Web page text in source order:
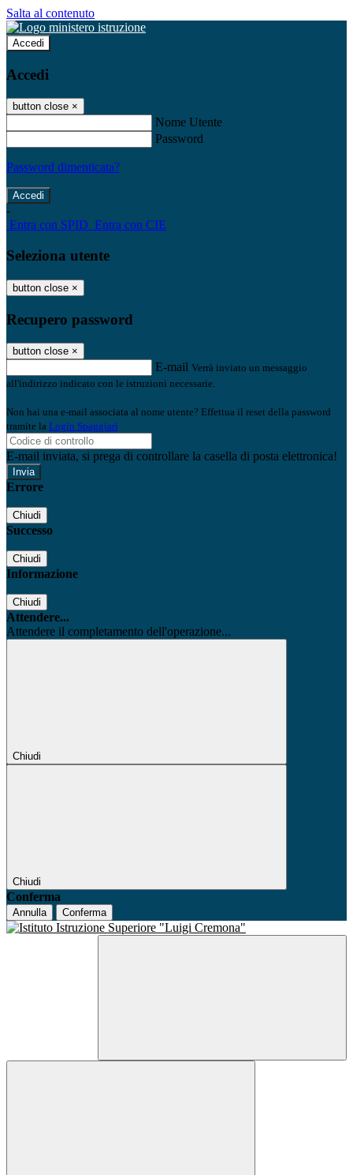
Salta al contenuto
Accedi
Accedi
button close ×
Nome Utente
Password
Password dimenticata?
-
Entra con SPID Entra con CIE
Seleziona utente
button close ×
Recupero password
button close ×
E-mail Verrà inviato un messaggio
all'indirizzo indicato con le istruzioni necessarie.
Non hai una e-mail associata al nome utente? Effettua il reset della password
tramite la Login Spaggiari
E-mail inviata, si prega di controllare la casella di posta elettronica!
Errore
Chiudi
Successo
Chiudi
Informazione
Chiudi
Attendere...
Attendere il completamento dell'operazione...
Chiudi
Chiudi
Conferma
Annulla Conferma